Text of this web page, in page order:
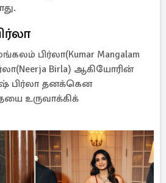
பிர்லா(Kumar Mangalam
Birla) ஆகியோரின்
பிர்லா தனக்கென
உருவாக்கிக்